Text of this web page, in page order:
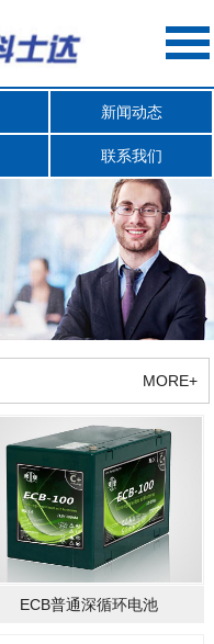
新闻动态
联系我们
MORE+
ECB普通深循环电池